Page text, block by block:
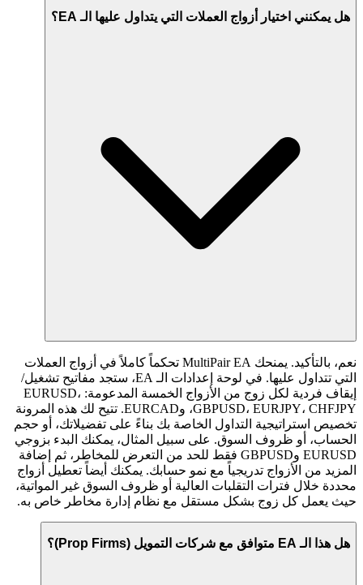
هل يمكنني اختيار أزواج العملات التي يتداول عليها الـ EA؟
نعم، بالتأكيد. يمنحك MultiPair EA تحكماً كاملاً في أزواج العملات
التي تتداول عليها. في لوحة إعدادات الـ EA، ستجد مفاتيح تشغيل/
إيقاف فردية لكل زوج من الأزواج الخمسة المدعومة: EURUSD،
GBPUSD، EURJPY، CHFJPY، وEURCAD. تتيح لك هذه المرونة
تخصيص استراتيجية التداول الخاصة بك بناءً على تفضيلاتك، أو حجم
الحساب، أو ظروف السوق. على سبيل المثال، يمكنك البدء بزوجي
EURUSD وGBPUSD فقط للحد من التعرض للمخاطر، ثم إضافة
المزيد من الأزواج تدريجياً مع نمو حسابك. يمكنك أيضاً تعطيل أزواج
محددة خلال فترات التقلبات العالية أو ظروف السوق غير المواتية،
حيث يعمل كل زوج بشكل مستقل مع نظام إدارة مخاطر خاص به.
هل هذا الـ EA متوافق مع شركات التمويل (Prop Firms)؟